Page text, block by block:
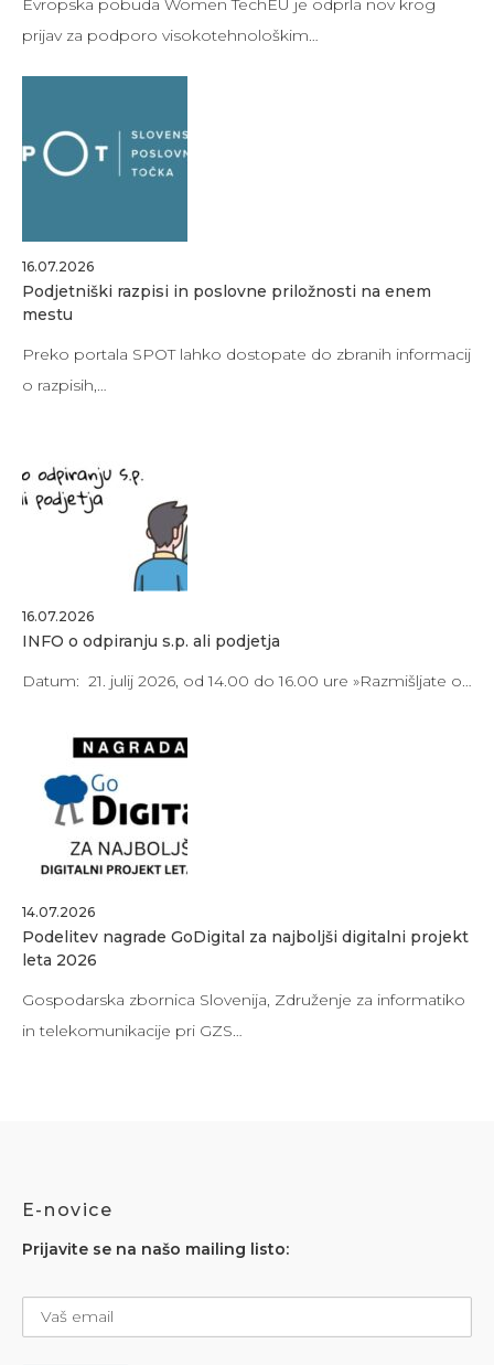
Evropska pobuda Women TechEU je odprla nov krog
prijav za podporo visokotehnološkim…
16.07.2026
Podjetniški razpisi in poslovne priložnosti na enem
mestu
Preko portala SPOT lahko dostopate do zbranih informacij
o razpisih,…
16.07.2026
INFO o odpiranju s.p. ali podjetja
Datum: 21. julij 2026, od 14.00 do 16.00 ure »Razmišljate o…
14.07.2026
Podelitev nagrade GoDigital za najboljši digitalni projekt
leta 2026
Gospodarska zbornica Slovenija, Združenje za informatiko
in telekomunikacije pri GZS…
E-novice
Prijavite se na našo mailing listo: